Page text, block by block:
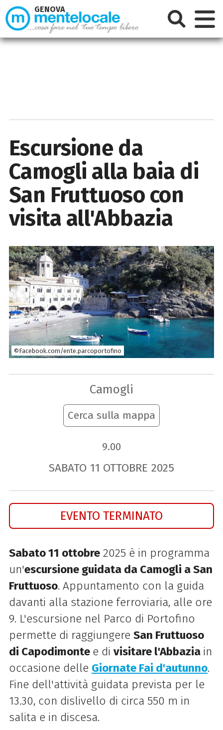
Escursione da
Camogli alla baia di
San Fruttuoso con
visita all'Abbazia
©Facebook.com/ente.parcoportofino
Camogli
Cerca sulla mappa
9.00
SABATO 11 OTTOBRE 2025
EVENTO TERMINATO
Sabato 11 ottobre2025 è in programma
un'escursione guidata da Camogli a San
Fruttuoso. Appuntamento con la guida
davanti alla stazione ferroviaria, alle ore
9. L'escursione nel Parco di Portofino
permette di raggiungere San Fruttuoso
di Capodimonte e di visitare l'Abbazia in
occasione delle Giornate Fai d'autunno.
Fine dell'attività guidata prevista per le
13.30, con dislivello di circa 550 m in
salita e in discesa.
GENOVA